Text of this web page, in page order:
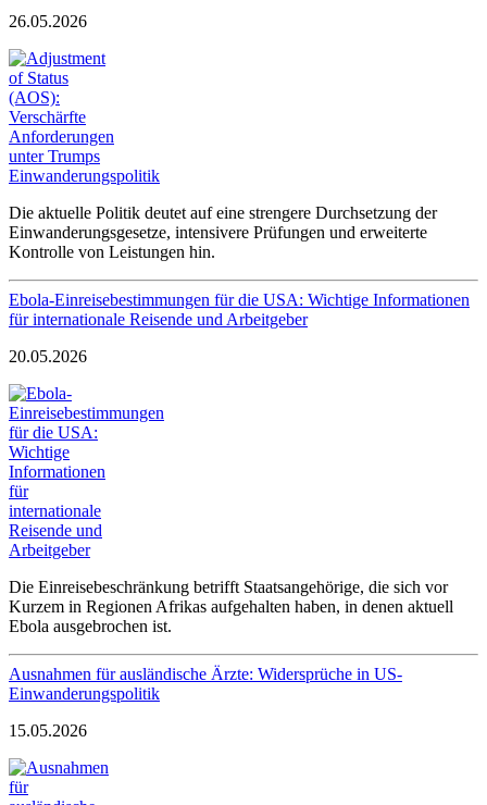
26.05.2026
Die aktuelle Politik deutet auf eine strengere Durchsetzung der
Einwanderungsgesetze, intensivere Prüfungen und erweiterte
Kontrolle von Leistungen hin.
Ebola-Einreisebestimmungen für die USA: Wichtige Informationen
für internationale Reisende und Arbeitgeber
20.05.2026
Die Einreisebeschränkung betrifft Staatsangehörige, die sich vor
Kurzem in Regionen Afrikas aufgehalten haben, in denen aktuell
Ebola ausgebrochen ist.
Ausnahmen für ausländische Ärzte: Widersprüche in US-
Einwanderungspolitik
15.05.2026